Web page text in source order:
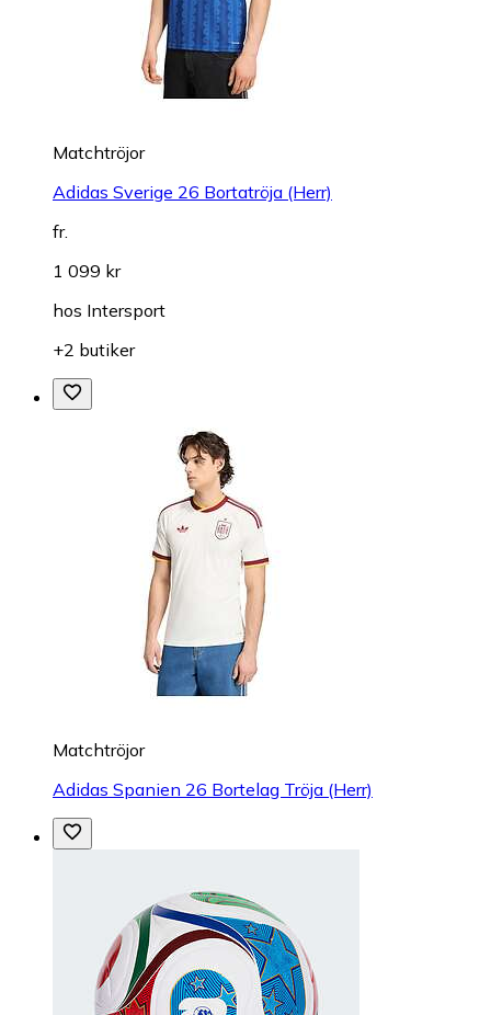
Matchtröjor
Adidas Sverige 26 Bortatröja (Herr)
fr.
1 099 kr
hos Intersport
+2 butiker
Matchtröjor
Adidas Spanien 26 Bortelag Tröja (Herr)